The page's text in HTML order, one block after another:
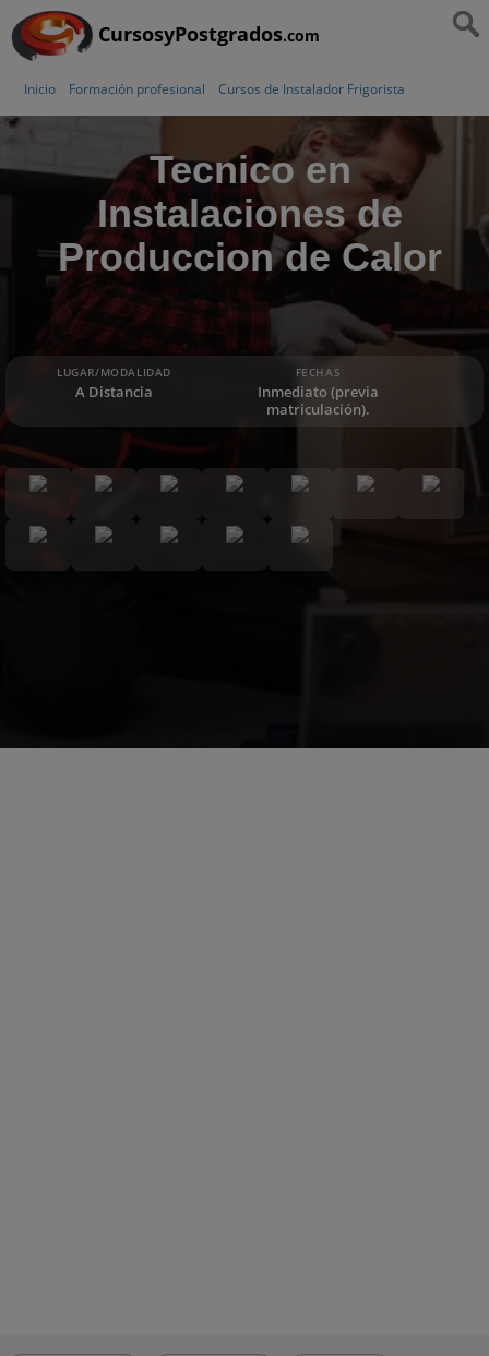
CursosyPostgrados.com
Inicio Formación profesional Cursos de Instalador Frigorista
Tecnico en
Instalaciones de
Produccion de Calor
LUGAR/MODALIDAD
A Distancia
FECHAS
Inmediato (previa
matriculación).